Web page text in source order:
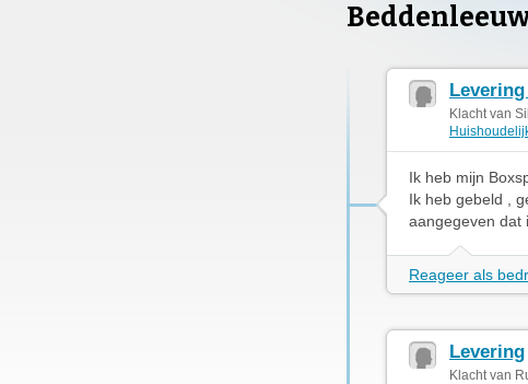
Klacht van
Ik heb mijn
Ik heb gebeld ,
aangegeven dat
Reageer als
Levering
Klacht van